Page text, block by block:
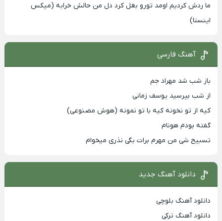
ما ردش کردیم اومد تورو بغل کرد دل من حالش خرابه (میکس
اینستا)
آهنگ فارسی
باز شب شد مهراد جم
از شب بپرسید یوسف زمانی
کیه از تو نخونه کیه با تو نمونه (هوش مصنوعی)
گفته بودم هونام
تسبیح شی من مهرم برات بگی نذری میخوام
دانلود آهنگ جدید
دانلود آهنگ بلوچی
دانلود آهنگ ترکی